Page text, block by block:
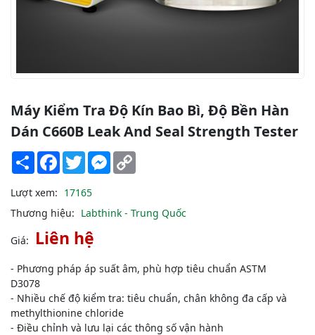
Máy Kiểm Tra Độ Kín Bao Bì, Độ Bền Hàn
Dán C660B Leak And Seal Strength Tester
Share Facebook
TwitterMessenger
Lượt xem: 17165
Thương hiệu: Labthink - Trung Quốc
Giá: Liên hệ
- Phương pháp áp suất âm, phù hợp tiêu chuẩn ASTM
D3078
- Nhiều chế độ kiểm tra: tiêu chuẩn, chân không đa cấp và
methylthionine chloride
- Điều chỉnh và lưu lại các thông số vận hành